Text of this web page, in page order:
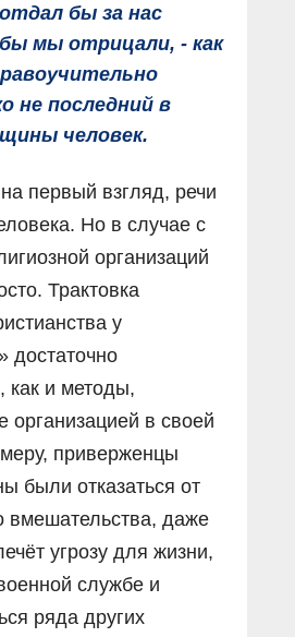
бы за нас
мы отрицали, - как
не последний в
человек.
первый взгляд, речи
Но в случае с
организаций
Трактовка
у
достаточно
как и методы,
организацией в своей
приверженцы
были отказаться от
вмешательства, даже
угрозу для жизни,
службе и
ряда других